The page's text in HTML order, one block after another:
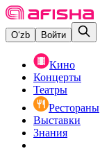
O‘zb Войти
Кино
Концерты
Театры
Рестораны
Выставки
Знания